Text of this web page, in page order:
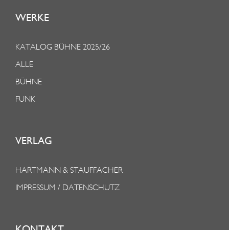
WERKE
KATALOG BÜHNE 2025/26
ALLE
BÜHNE
FUNK
VERLAG
HARTMANN & STAUFFACHER
IMPRESSUM / DATENSCHUTZ